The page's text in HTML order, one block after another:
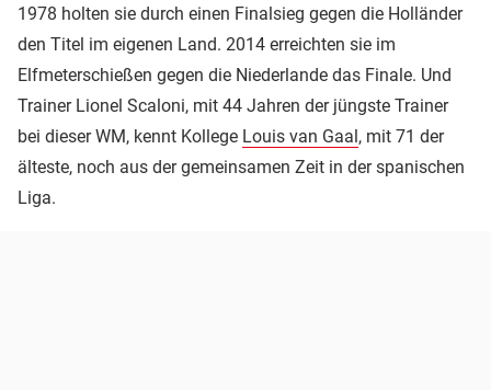
1978 holten sie durch einen Finalsieg gegen die Holländer
den Titel im eigenen Land. 2014 erreichten sie im
Elfmeterschießen gegen die Niederlande das Finale. Und
Trainer Lionel Scaloni, mit 44 Jahren der jüngste Trainer
bei dieser WM, kennt Kollege Louis van Gaal, mit 71 der
älteste, noch aus der gemeinsamen Zeit in der spanischen
Liga.